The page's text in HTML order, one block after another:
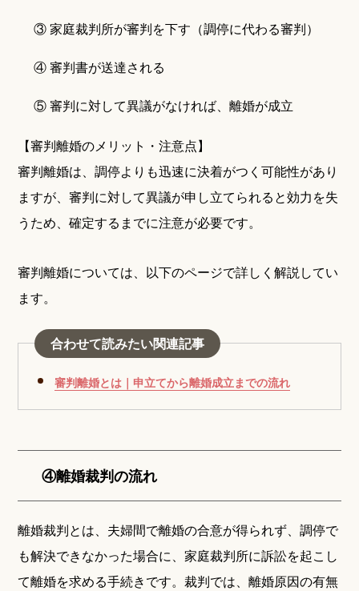
③ 家庭裁判所が審判を下す（調停に代わる審判）
④ 審判書が送達される
⑤ 審判に対して異議がなければ、離婚が成立
【審判離婚のメリット・注意点】
審判離婚は、調停よりも迅速に決着がつく可能性があり
ますが、審判に対して異議が申し立てられると効力を失
うため、確定するまでに注意が必要です。
審判離婚については、以下のページで詳しく解説してい
ます。
合わせて読みたい関連記事
審判離婚とは｜申立てから離婚成立までの流れ
④離婚裁判の流れ
離婚裁判とは、夫婦間で離婚の合意が得られず、調停で
も解決できなかった場合に、家庭裁判所に訴訟を起こし
て離婚を求める手続きです。裁判では、離婚原因の有無